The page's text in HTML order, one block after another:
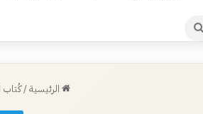
بحث
الرئيسية/كُتاب